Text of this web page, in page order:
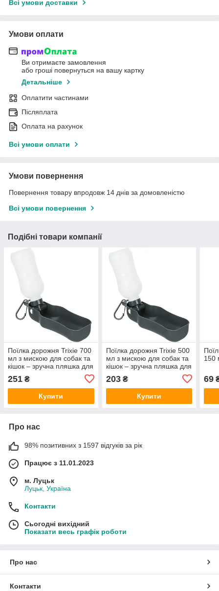
Всі умови доставки
Умови оплати
Ви отримаєте замовлення
або гроші повернуться на вашу картку
Детальніше
Оплатити частинами
Післяплата
Оплата на рахунок
Всі умови оплати
Умови повернення
Повернення товару впродовж 14 днів за домовленістю
Всі умови повернення
Подібні товари компанії
Поїлка дорожня Trixie 700
мл з мискою для собак та
кішок – зручна пляшка для
асортименті)
251 ₴
Купити
Поїлка дорожня Trixie 500
мл з мискою для собак та
кішок – зручна пляшка для
асортименті)
203₴
Купити
150
69
Про нас
98% позитивних з 1597 відгуків за рік
Працює з 11.01.2023
м. Луцьк
Луцьк, Україна
Контакти
Сьогодні вихідний
Показати весь графік роботи
Про нас
Контакти